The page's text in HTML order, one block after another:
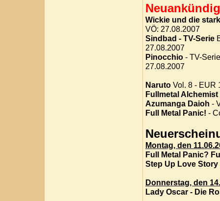
Wickie und die
VÖ: 27.08.2007
Sindbad - TV-Serie
27.08.2007
Pinocchio - TV-
27.08.2007
Naruto Vol. 8 - EUR
Fullmetal Alchemist
Azumanga Daioh -
Full Metal Panic! -
Montag, den
Full Metal Panic?
Step Up Love
Donnerstag, den
Lady Oscar - Die